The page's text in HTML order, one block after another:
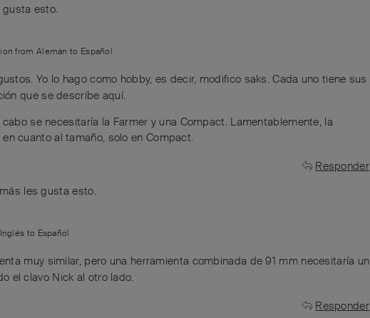
gusta esto.
from Alemán to Español
Yo lo hago como hobby, es decir, modifico saks. Cada uno tiene sus
que se describe aquí.
se necesitaría la Farmer y una Compact. Lamentablemente, la
cuanto al tamaño, solo en Compact.
Responder
más les gusta esto.
Inglés to Español
muy similar, pero una herramienta combinada de 91 mm necesitaría un
el clavo Nick al otro lado.
Responder